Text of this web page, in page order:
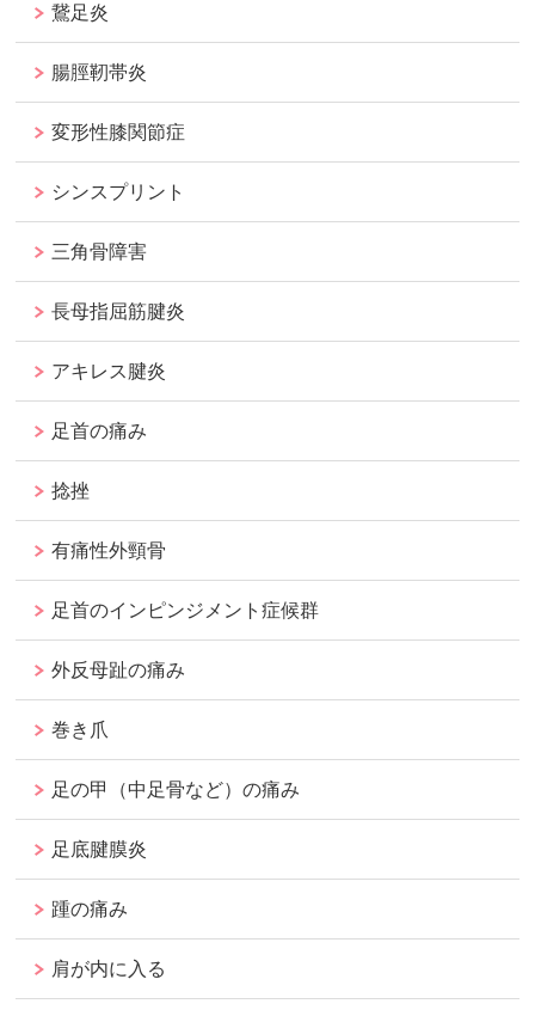
鵞足炎
腸脛靭帯炎
変形性膝関節症
シンスプリント
三角骨障害
長母指屈筋腱炎
アキレス腱炎
足首の痛み
捻挫
有痛性外頸骨
足首のインピンジメント症候群
外反母趾の痛み
巻き爪
足の甲（中足骨など）の痛み
足底腱膜炎
踵の痛み
肩が内に入る